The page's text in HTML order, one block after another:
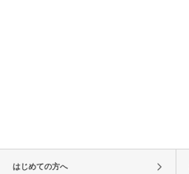
はじめての方へ